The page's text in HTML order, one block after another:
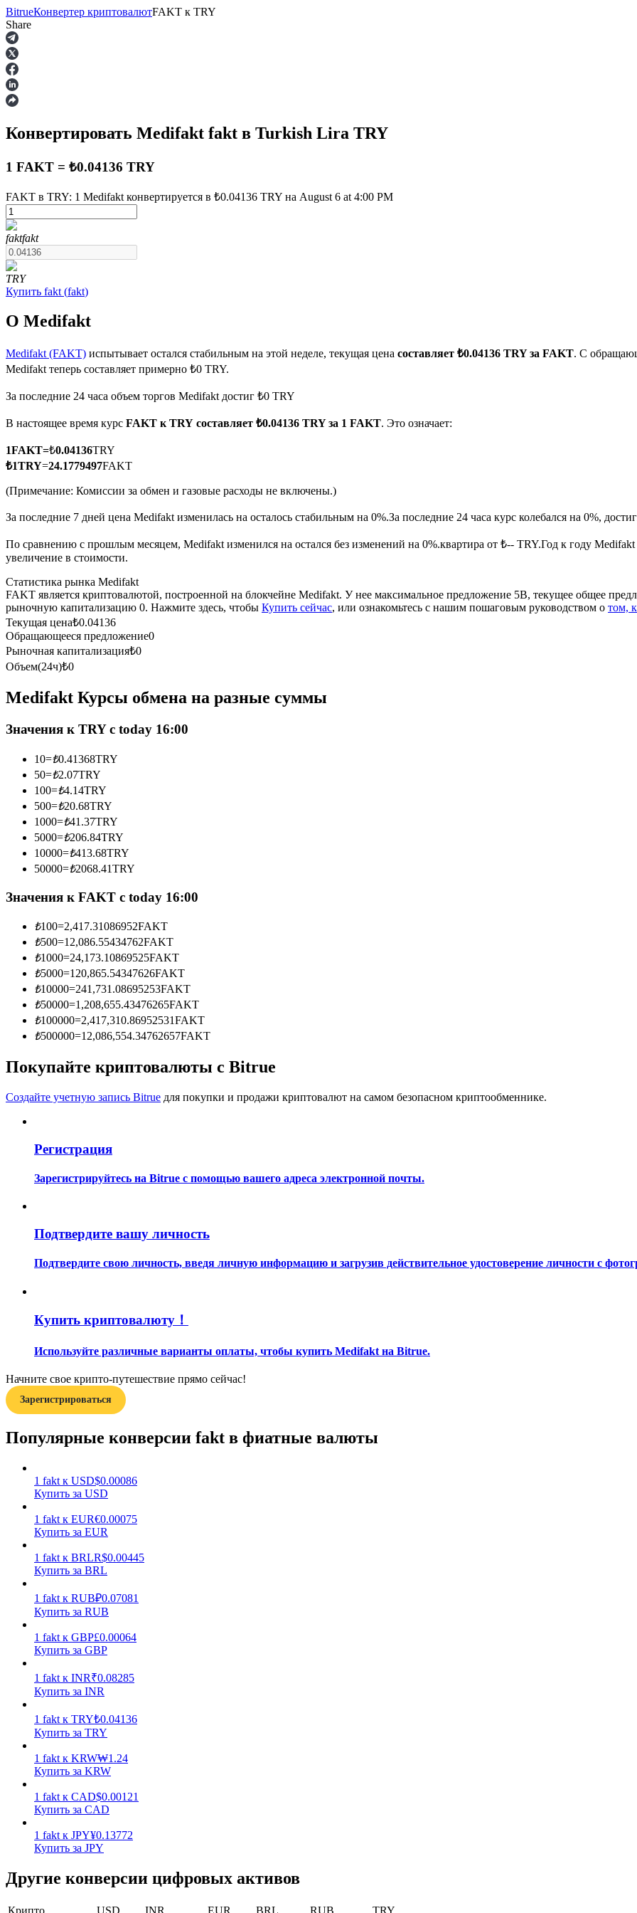
Фьючерсы
Фьючерсы с использованием USDT в качестве обеспечения
TradFi
USDC фьючерсы
Фьючерсы с использованием USDC в качестве обеспечения
Копирование торговли
Присоединяйтесь к лучшим трейдерам
Станьте копи-трейдером
Наслаждайтесь распределением прибыли и комиссиями за копи-трейдинг
Руководство для начинающих по фьючерсам
Торговые стратегии
Узнайте, как оставаться прибыльным
Заработок
Силовая свинья
Получайте конкурентные награды ежедневно
BitrueКонвертер криптовалютFAKT к TRY
Share
Конвертировать Medifakt fakt в Turkish Lira TRY
1 FAKT = ₺0.04136 TRY
FAKT в TRY: 1 Medifakt конвертируется в ₺0.04136 TRY на August 6 at 4:00 PM
faktfakt
TRY
Купить fakt (fakt)
О Medifakt
Medifakt (FAKT) испытывает остался стабильным на этой неделе, текущая цена составляет ₺0.04136 TRY за FAKT. С
Medifakt теперь составляет примерно ₺0 TRY.
За последние 24 часа объем торгов Medifakt достиг ₺0 TRY
В настоящее время курс FAKT к TRY составляет ₺0.04136 TRY за 1 FAKT. Это означает:
1FAKT=₺0.04136TRY
₺1TRY=24.1779497FAKT
(Примечание: Комиссии за обмен и газовые расходы не включены.)
За последние 7 дней цена Medifakt изменилась на осталось стабильным на 0%.За последние 24 часа курс колебался на 0%,
По сравнению с прошлым месяцем, Medifakt изменился на остался без изменений на 0%.квартира от ₺-- TRY.Год к году
увеличение в стоимости.
Статистика рынка Medifakt
FAKT является криптовалютой, построенной на блокчейне Medifakt. У нее максимальное предложение 5B, текущее общее
рыночную капитализацию 0. Нажмите здесь, чтобы Купить сейчас, или ознакомьтесь с нашим пошаговым руководством о том,
Текущая цена₺0.04136
Обращающееся предложение0
Рыночная капитализация₺0
Объем(24ч)₺0
Medifakt Курсы обмена на разные суммы
Значения к TRY с today 16:00
10=₺0.41368TRY
50=₺2.07TRY
100=₺4.14TRY
500=₺20.68TRY
1000=₺41.37TRY
5000=₺206.84TRY
10000=₺413.68TRY
50000=₺2068.41TRY
Значения к FAKT с today 16:00
₺100=2,417.31086952FAKT
₺500=12,086.55434762FAKT
₺1000=24,173.10869525FAKT
₺5000=120,865.54347626FAKT
₺10000=241,731.08695253FAKT
₺50000=1,208,655.43476265FAKT
₺100000=2,417,310.86952531FAKT
₺500000=12,086,554.34762657FAKT
Покупайте криптовалюты с Bitrue
Создайте учетную запись Bitrue для покупки и продажи криптовалют на самом безопасном криптообменнике.
Регистрация
Зарегистрируйтесь на Bitrue с помощью вашего адреса электронной почты.
Подтвердите вашу личность
Подтвердите свою личность, введя личную информацию и загрузив действительное удостоверение личности с
Купить криптовалюту！
Используйте различные варианты оплаты, чтобы купить Medifakt на Bitrue.
Начните свое крипто-путешествие прямо сейчас!
Зарегистрироваться
Популярные конверсии fakt в фиатные валюты
1 fakt к USD$0.00086
Купить за USD
1 fakt к EUR€0.00075
Купить за EUR
1 fakt к BRLR$0.00445
Купить за BRL
1 fakt к RUB₽0.07081
Купить за RUB
1 fakt к GBP£0.00064
Купить за GBP
1 fakt к INR₹0.08285
Купить за INR
1 fakt к TRY₺0.04136
Купить за TRY
1 fakt к KRW₩1.24
Купить за KRW
1 fakt к CAD$0.00121
Купить за CAD
1 fakt к JPY¥0.13772
Купить за JPY
Другие конверсии цифровых активов
Крипто USD INR EUR BRL RUB
TRY